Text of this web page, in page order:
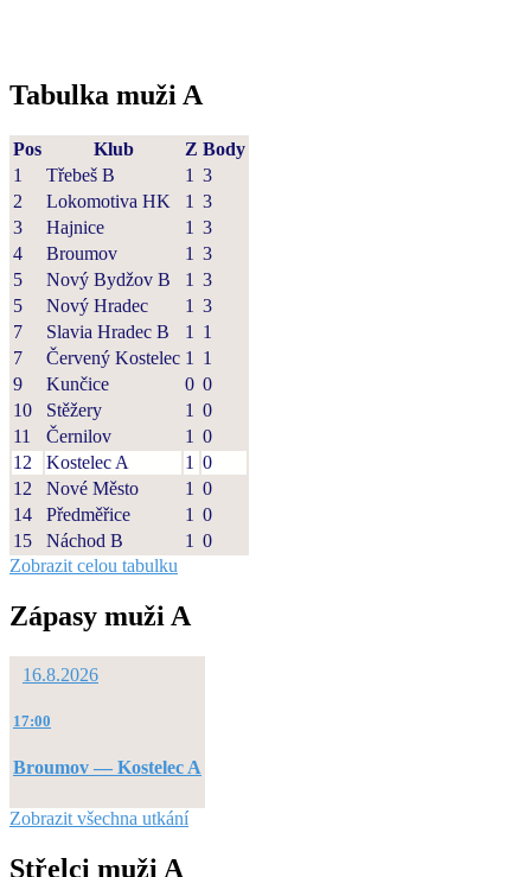
Tabulka muži A
Pos Klub Z Body
1
Třebeš B 1 3
2
Lokomotiva HK 1 3
3
Hajnice 1 3
4
Broumov 1 3
5
Nový Bydžov B 1 3
5
Nový Hradec 1 3
7
Slavia Hradec B 1
1
7
Červený Kostelec 1
1
9
Kunčice 0 0
10
Stěžery 1 0
11
Černilov 1 0
12
Kostelec A 1 0
12
Nové Město 1 0
14
Předměřice 1 0
15
Náchod B 1 0
Zobrazit celou tabulku
Zápasy muži A
16.8.2026
17:00
Broumov — Kostelec A
Zobrazit všechna utkání
Střelci muži A